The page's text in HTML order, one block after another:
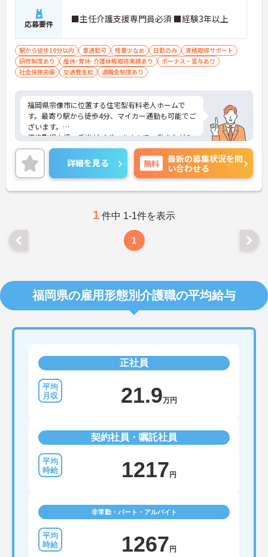
応募要件 ■主任介護支援専門員必須 ■経験3年以上
駅から徒歩10分以内 車通勤可 残業少なめ 日勤のみ
資格取得サポート
研修制度あり
産休･育休･介護休暇取得実績あり
ボーナス・賞与あり
社会保険完備
交通費支給 退職金制度あり
福岡県宗像市に位置する住宅型有料老人ホームで
す。最寄り駅から徒歩4分、マイカー通勤も可能でご
ざいます。
資格取得支援・手当がございますので、働きながら
スキルアップを目指せます。
日勤のみで残業は月平均0～2時間ですので、勤務終
了後の予定も立てやすいです。
ご興味のある方には、面接対策ポイントなど、さら
に詳細をお話しいたしますのでお気軽にご相談くだ
詳細を見る 無料
最新の募集状況を問
い合わせる
1 件中 1-1件を表示
1
福岡県の雇用形態別介護職の平均給与
正社員
21.9万円
契約社員・嘱託社員
1217 円
非常勤・パート・アルバイト
1267 円